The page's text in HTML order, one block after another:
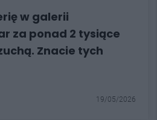
w galerii
za ponad 2 tysiące
Znacie tych
19/05/2026